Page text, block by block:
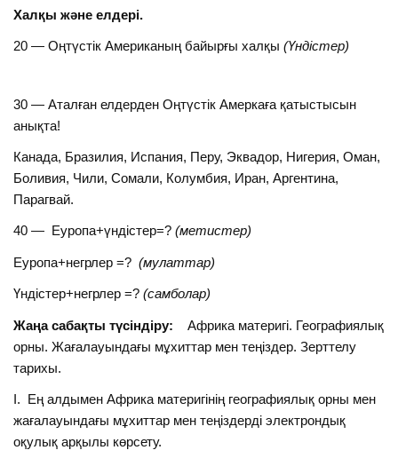
Халқы және елдері.
20 — Оңтүстік Американың байырғы халқы(Үндістер)
30 — Аталған елдерден Оңтүстік Амеркаға қатыстысын
анықта!
Канада, Бразилия, Испания, Перу, Эквадор, Нигерия, Оман,
Боливия, Чили, Сомали, Колумбия, Иран, Аргентина,
Парагвай.
40 — Еуропа+үндістер=?(метистер)
Еуропа+негрлер =?(мулаттар)
Үндістер+негрлер =?(самболар)
Жаңа сабақты түсіндіру:Африка материгі. Географиялық
орны. Жағалауындағы мұхиттар мен теңіздер. Зерттелу
тарихы.
І. Ең алдымен Африка материгінің географиялық орны мен
жағалауындағы мұхиттар мен теңіздерді электрондық
оқулық арқылы көрсету.